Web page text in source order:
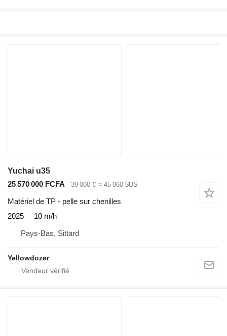
Yuchai u35
25 570 000 FCFA
39 000 € ≈ 45 060 $US
Matériel de TP - pelle sur chenilles
2025
10 m/h
Pays-Bas, Sittard
Yellowdozer